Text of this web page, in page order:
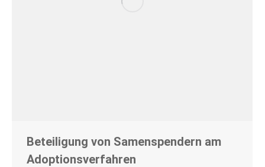
Beteiligung von Samenspendern am
Adoptionsverfahren